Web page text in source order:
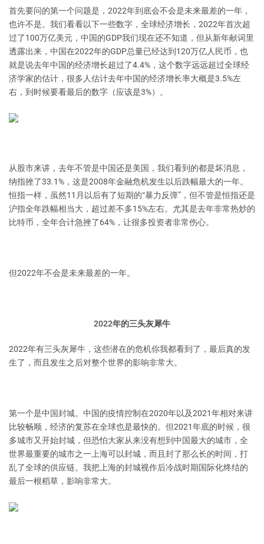
首先要问的第一个问题是，2022年到底会不会是未来最差的一年，
也许不是。我们看看以下一些数字，全球经济增长，2022年首次超
过了100万亿美元，中国的GDP我们现在还不知道，但从新年献词里
透露出来，中国在2022年的GDP总量已经达到120万亿人民币，也
就是说去年中国的经济增长超过了4.4%，这个数字远远超过全球经
济学家的估计，很多人估计去年中国的经济增长率大概是3.5%左
右，到时候要看最后的数字（应该是3%）。
从股市来讲，去年不管是中国还是美国，我们看到的都是坏消息，
纳指挫了33.1%，这是2008年金融危机发生以后跌幅最大的一年。
恒指一样，虽然11月以后有了短期的“暴力反弹”，但不管是恒指还是
沪指全年跌幅相当大，超过差不多15%左右。尤其是去年非常热炒的
比特币，全年合计急挫了64%，让很多投资者非常伤心。
但2022年不会是未来最差的一年。
2022年的三头灰犀牛
2022年有三头灰犀牛，这些潜在的危机你我都看到了，最后真的发
生了，而且发生之后对整个世界的影响非常大。
第一个是中国封城。中国的疫情控制在2020年以及2021年相对来讲
比较畅顺，经济的复苏在全球也是最快的。但2021年底的时候，很
多城市又开始封城，但恐怕大家从来没有想到中国最大的城市，全
世界最重要的城市之一上海可以封城，而且封了那么长的时间，打
乱了全球的供应链。我把上海的封城视作后冷战时期国际化终结的
最后一根稻草，影响非常大。